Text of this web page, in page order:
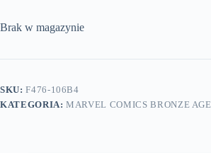
Brak w magazynie
SKU:F476-106B4
KATEGORIA:MARVEL COMICS BRONZE